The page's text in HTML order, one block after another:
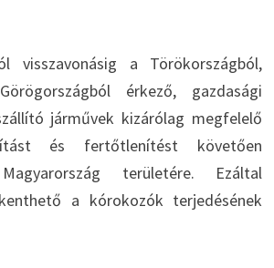
visszavonásig a Törökországból,
érkező, gazdasági
járművek kizárólag megfelelő
és fertőtlenítést követően
területére. Ezáltal
a kórokozók terjedésének